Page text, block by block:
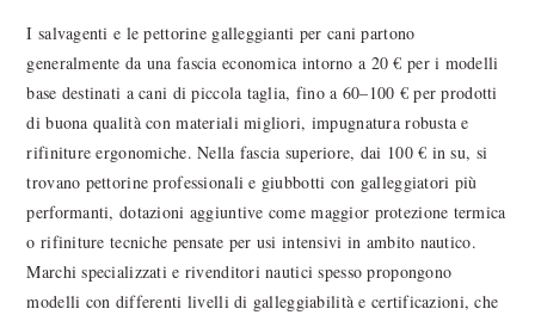
I salvagenti e le pettorine galleggianti per cani partono
generalmente da una fascia economica intorno a 20 € per i modelli
base destinati a cani di piccola taglia, fino a 60–100 € per prodotti
di buona qualità con materiali migliori, impugnatura robusta e
rifiniture ergonomiche. Nella fascia superiore, dai 100 € in su, si
trovano pettorine professionali e giubbotti con galleggiatori più
performanti, dotazioni aggiuntive come maggior protezione termica
o rifiniture tecniche pensate per usi intensivi in ambito nautico.
Marchi specializzati e rivenditori nautici spesso propongono
modelli con differenti livelli di galleggiabilità e certificazioni, che